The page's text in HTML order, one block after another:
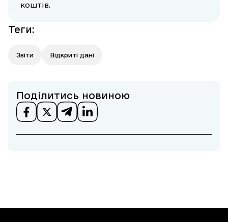
коштів.
Теги:
Звіти Відкриті дані
Поділитись новиною